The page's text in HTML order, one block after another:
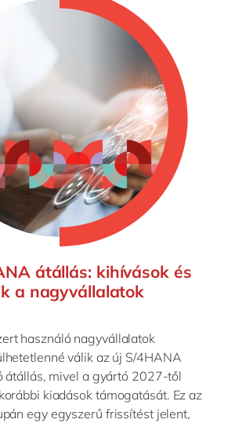
átállás: kihívások és
a nagyvállalatok
használó nagyvállalatok
válik az új S/4HANA
átállás, mivel a gyártó 2027-től
kiadások támogatását. Ez az
egy egyszerű frissítést jelent,